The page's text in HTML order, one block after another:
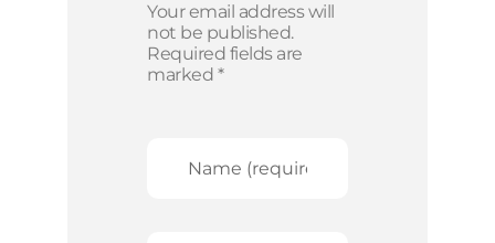
Your email address will
not be published.
Required fields are
marked *